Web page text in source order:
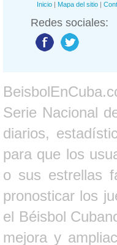
Inicio | Mapa del sitio |
Redes sociales:
Serie Nacional
diarios,
para que los
o sus estrellas
pronosticar los
el Béisbol
mejora y